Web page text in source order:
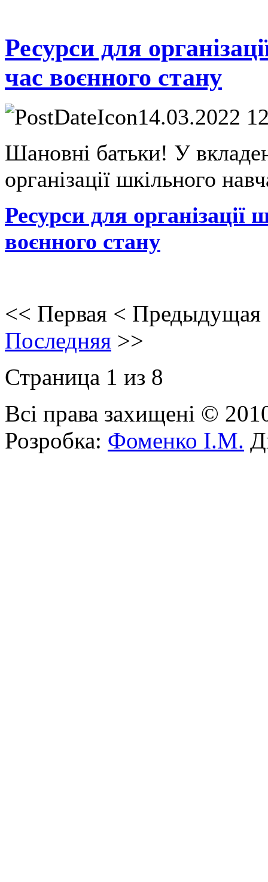
Ресурси для
час воєнного стану
14.03.2022
Шановні батьки! У
організації шкільного
Ресурси для організації
воєнного стану
<< Первая < Предыдущая
Последняя >>
Страница 1 из 8
Всі права захищені ©
Розробка: Фоменко І.М.